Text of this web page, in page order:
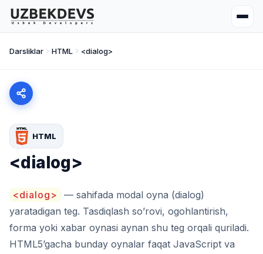
Darsliklar HTML <dialog>
HTML
<dialog>
<dialog>
— sahifada modal oyna (dialog)
yaratadigan teg. Tasdiqlash so’rovi, ogohlantirish,
forma yoki xabar oynasi aynan shu teg orqali quriladi.
HTML5’gacha bunday oynalar faqat JavaScript va